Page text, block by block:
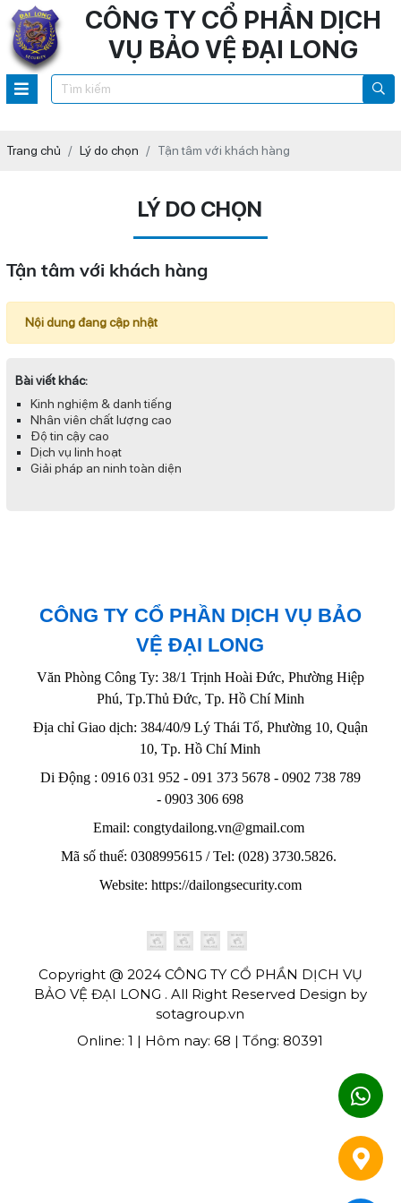
CÔNG TY CỔ PHẦN DỊCH
VỤ BẢO VỆ ĐẠI LONG
Trang chủ Lý do chọn Tận tâm với khách hàng
LÝ DO CHỌN
Tận tâm với khách hàng
Nội dung đang cập nhật
Bài viết khác:
Kinh nghiệm & danh tiếng
Nhân viên chất lượng cao
Độ tin cậy cao
Dịch vụ linh hoạt
Giải pháp an ninh toàn diện
CÔNG TY CỔ PHẦN DỊCH VỤ BẢO
VỆ ĐẠI LONG
Văn Phòng Công Ty: 38/1 Trịnh Hoài Đức, Phường Hiệp
Phú, Tp.Thủ Đức, Tp. Hồ Chí Minh
Địa chỉ Giao dịch: 384/40/9 Lý Thái Tổ, Phường 10, Quận
10, Tp. Hồ Chí Minh
Di Động : 0916 031 952 - 091 373 5678 - 0902 738 789
-0903 306 698
Email: congtydailong.vn@gmail.com
Mã số thuế: 0308995615 / Tel: (028) 3730.5826.
Website: https://dailongsecurity.com
Copyright @ 2024 CÔNG TY CỔ PHẦN DỊCH VỤ
BẢO VỆ ĐẠI LONG . All Right Reserved Design by
sotagroup.vn
Online: 1 | Hôm nay: 68 | Tổng: 80391